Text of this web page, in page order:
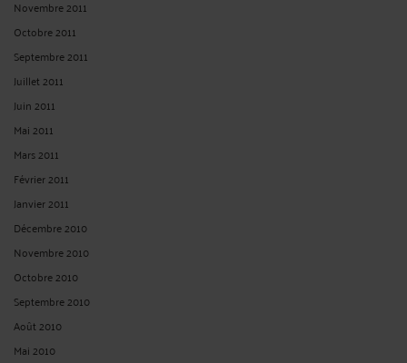
Novembre 2011
Octobre 2011
Septembre 2011
Juillet 2011
Juin 2011
Mai 2011
Mars 2011
Février 2011
Janvier 2011
Décembre 2010
Novembre 2010
Octobre 2010
Septembre 2010
Août 2010
Mai 2010